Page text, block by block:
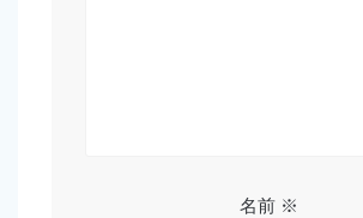
名前 ※